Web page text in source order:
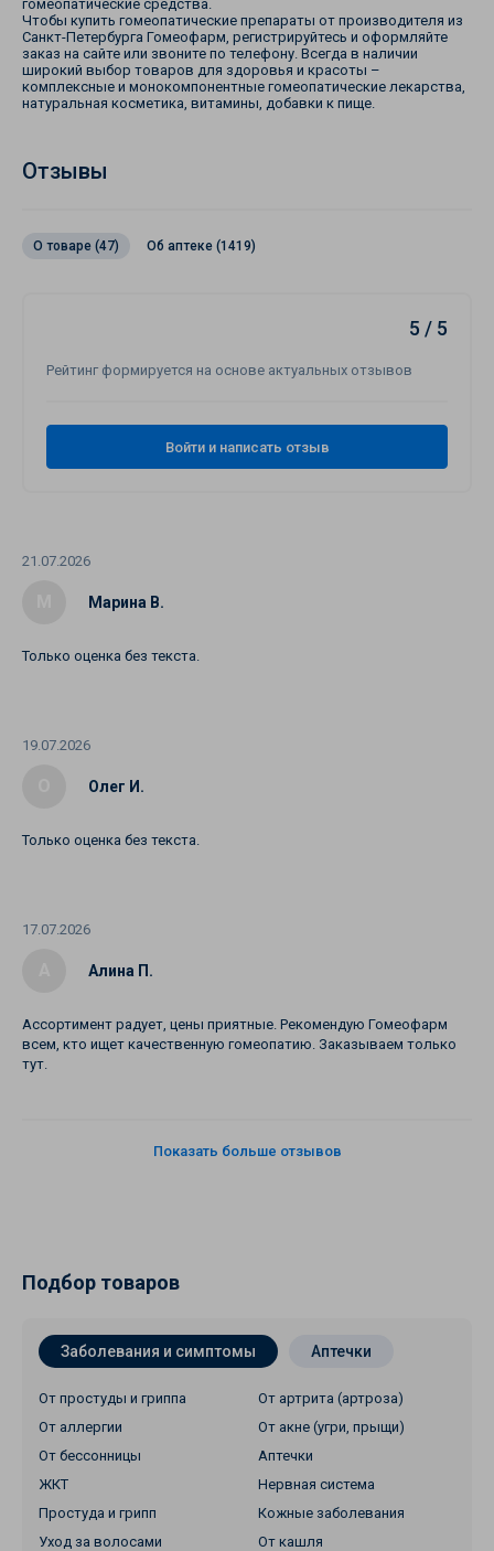
гомеопатические средства.
Чтобы купить гомеопатические препараты от производителя из
Санкт-Петербурга Гомеофарм, регистрируйтесь и оформляйте
заказ на сайте или звоните по телефону. Всегда в наличии
широкий выбор товаров для здоровья и красоты –
комплексные и монокомпонентные гомеопатические лекарства,
натуральная косметика, витамины, добавки к пище.
Отзывы
О товаре (47) Об аптеке (1419)
Марина В.
21.07.2026
Только оценка без текста.
Олег И.
19.07.2026
Только оценка без текста.
Алина П.
17.07.2026
Ассортимент радует, цены приятные. Рекомендую Гомеофарм
всем, кто ищет качественную гомеопатию. Заказываем только
тут.
Показать больше отзывов
5 / 5
Рейтинг формируется на основе актуальных отзывов
Войти и написать отзыв
Подбор товаров
Заболевания и симптомы Аптечки
От простуды и гриппа
От артрита (артроза)
От аллергии
От акне (угри, прыщи)
От бессонницы
Аптечки
ЖКТ
Нервная система
Простуда и грипп
Кожные заболевания
Уход за волосами
От кашля